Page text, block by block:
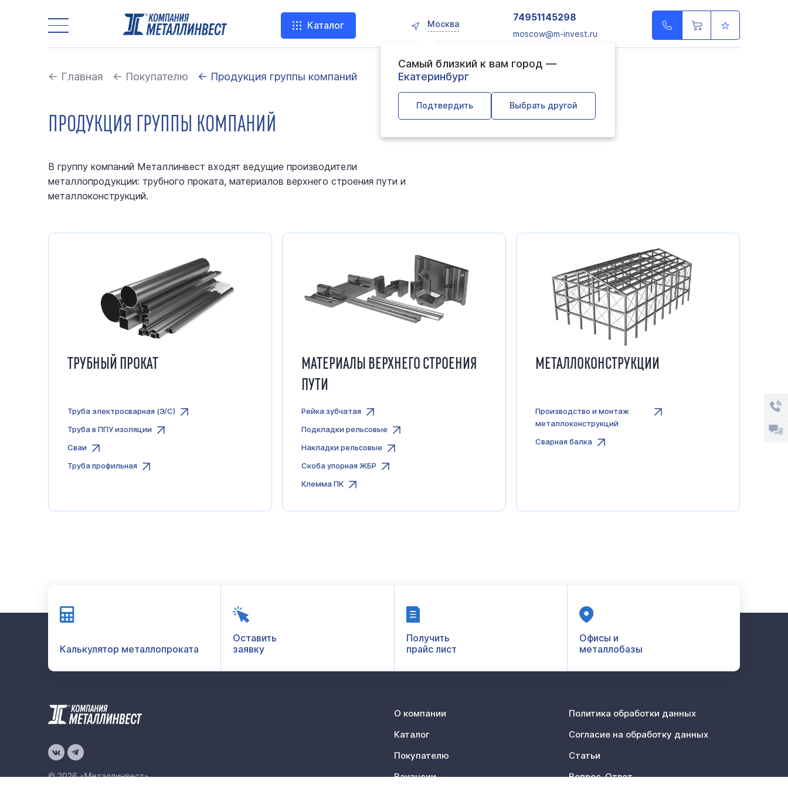
Каталог Москва
Самый близкий к вам город —
Екатеринбург
Подтвердить Выбрать другой
74951145298
moscow@m-invest.ru
← Главная ← Покупателю ← Продукция группы компаний
ПРОДУКЦИЯ ГРУППЫ КОМПАНИЙ
В группу компаний Металлинвест входят ведущие производители
металлопродукции: трубного проката, материалов верхнего строения пути и
металлоконструкций.
ТРУБНЫЙ ПРОКАТ
Труба электросварная (Э/С)
Труба в ППУ изоляции
Сваи
Труба профильная
МАТЕРИАЛЫ ВЕРХНЕГО СТРОЕНИЯ
ПУТИ
Рейка зубчатая
Подкладки рельсовые
Накладки рельсовые
Скоба упорная ЖБР
Клемма ПК
МЕТАЛЛОКОНСТРУКЦИИ
Производство и монтаж
металлоконструкций
Сварная балка
Калькулятор металлопроката
Оставить
заявку
Получить
прайс лист
Офисы и
металлобазы
© 2026 «Металлинвест»
О компании
Каталог
Покупателю
Вакансии
Политика обработки данных
Согласие на обработку данных
Статьи
Вопрос-Ответ